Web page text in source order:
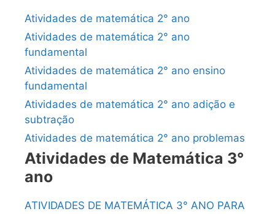
Atividades de matemática 2° ano
Atividades de matemática 2° ano
fundamental
Atividades de matemática 2° ano ensino
fundamental
Atividades de matemática 2° ano adição e
subtração
Atividades de matemática 2° ano problemas
Atividades de Matemática 3°
ano
ATIVIDADES DE MATEMÁTICA 3° ANO PARA